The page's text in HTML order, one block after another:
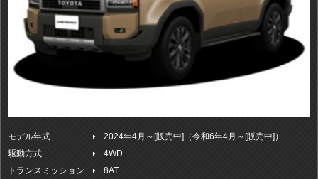
モデル年式
2024年4月～[販売中]（令和6年4月～[販売中]）
駆動方式
4WD
トランスミッション
8AT